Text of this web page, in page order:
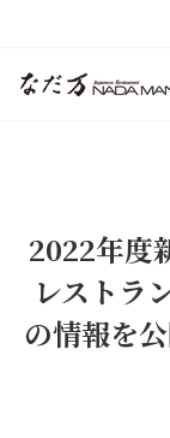
content
2022年度
レストラ
の情報を